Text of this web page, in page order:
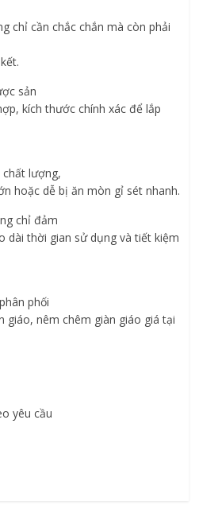
chỉ cần chắc chắn mà còn phải
sản
kích thước chính xác để lắp
lượng,
hoặc dễ bị ăn mòn gỉ sét nhanh.
chỉ đảm
dài thời gian sử dụng và tiết kiệm
phối
giáo, nêm chêm giàn giáo giá tại
yêu cầu